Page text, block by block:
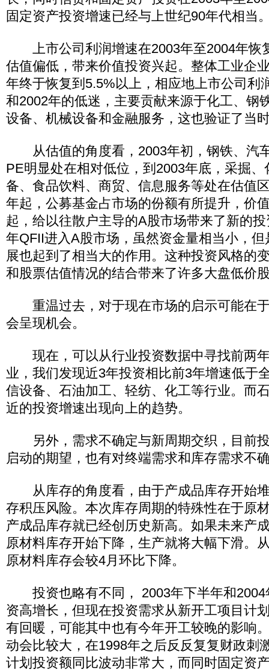
固定资产投资增速已经与上世纪90年代相当
上市公司利润增速在2003年至2004年恢
估值偏低，带来价值投资兴起。整体工业企
年终于恢复到5.5%以上，相应地上市公司利
和2002年的低迷，主要贡献来源于化工、钢
设备、机械设备和金融服务，这也验证了当
从估值的角度看，2003年初，钢铁、汽
PE明显处在相对低位，到2003年底，采掘
备、食品饮料、商贸、信息服务等处在估值
年起，公募基金占市场的份额有所提升，价
起，给以往散户主导的A股市场带来了新的
年QFII进入A股市场，虽然资金量相当小，
展也起到了相当大的作用。这种投资风格的
和股票估值情况的结合带来了许多大盘低价
重温过去，对于现在市场的启示可能在
会呈现机会。
现在，可以从行业投资数据中寻找前两
业，我们发现近3年投资相比前3年增速低于
信设备、石油加工、轻纺、化工等行业。而
近的投资增速出现向上的趋势。
另外，需求不确定与新周期交织，目前
启动的期望，也有对终端需求和库存需求不
从库存的角度看，由于产成品库存开始
存积压风险。本次库存周期的特殊性在于原
产成品库存就已经创历史新高。如果未来产
原材料库存开始下降，生产就将大幅下滑。
原材料库存会较4月环比下降。
投资也略有不同， 2003年下半年和2004
资高增长，但现在投资需求从新开工项目计
有回暖，可能其中也有今年开工较晚的影响
动会比较大，在1998年之后反反复复财政刺
计划投资额同比波动非常大，而同时固定资